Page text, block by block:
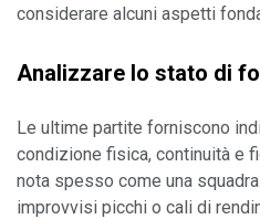
considerare alcuni aspetti
Analizzare lo stato di
Le ultime partite forniscono
condizione fisica, continuità e
nota spesso come una
improvvisi picchi o cali di